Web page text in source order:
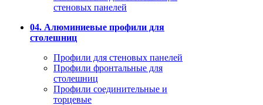
стеновых панелей
04. Алюминиевые профили для
столешниц
Профили для стеновых панелей
Профили фронтальные для
столешниц
Профили соединительные и
торцевые